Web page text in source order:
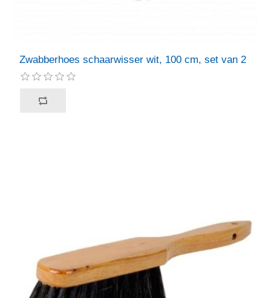
Zwabberhoes schaarwisser wit, 100 cm, set van 2